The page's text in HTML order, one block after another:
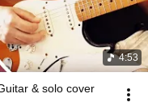
4:53
& solo cover